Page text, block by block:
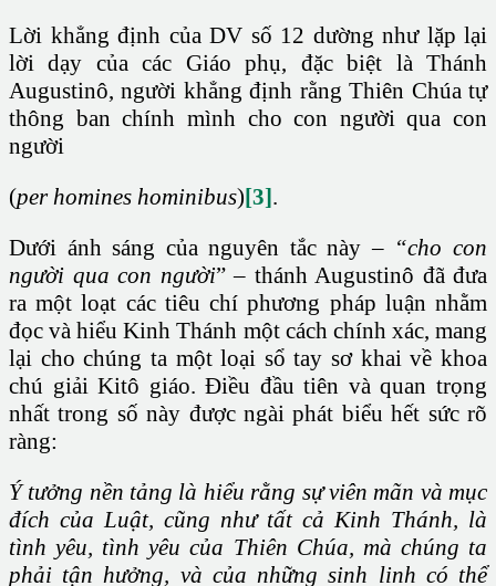
Lời khẳng định của DV số 12 dường như lặp lại
lời dạy của các Giáo phụ, đặc biệt là Thánh
Augustinô, người khẳng định rằng Thiên Chúa tự
thông ban chính mình cho con người qua con
người
(per homines hominibus)[3].
Dưới ánh sáng của nguyên tắc này – “cho con
người qua con người” – thánh Augustinô đã đưa
ra một loạt các tiêu chí phương pháp luận nhằm
đọc và hiểu Kinh Thánh một cách chính xác, mang
lại cho chúng ta một loại sổ tay sơ khai về khoa
chú giải Kitô giáo. Điều đầu tiên và quan trọng
nhất trong số này được ngài phát biểu hết sức rõ
ràng:
Ý tưởng nền tảng là hiểu rằng sự viên mãn và mục
đích của Luật, cũng như tất cả Kinh Thánh, là
tình yêu, tình yêu của Thiên Chúa, mà chúng ta
phải tận hưởng, và của những sinh linh có thể